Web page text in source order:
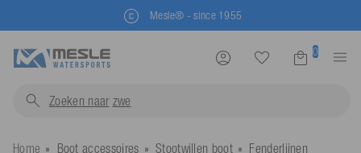
Mesle® - since 1955
0
Zoeken naar zwemvesten..
Home Boot accessoires Stootwillen boot Fenderlijnen